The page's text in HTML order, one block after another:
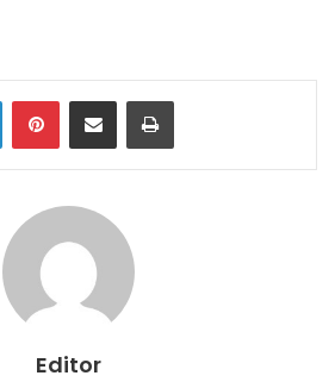
LinkedinPinterestCompartilhar via e-mail Imprimir
Editor